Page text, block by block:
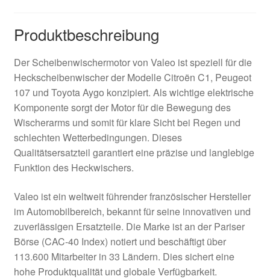
Produktbeschreibung
Der Scheibenwischermotor von Valeo ist speziell für die
Heckscheibenwischer der Modelle Citroën C1, Peugeot
107 und Toyota Aygo konzipiert. Als wichtige elektrische
Komponente sorgt der Motor für die Bewegung des
Wischerarms und somit für klare Sicht bei Regen und
schlechten Wetterbedingungen. Dieses
Qualitätsersatzteil garantiert eine präzise und langlebige
Funktion des Heckwischers.
Valeo ist ein weltweit führender französischer Hersteller
im Automobilbereich, bekannt für seine innovativen und
zuverlässigen Ersatzteile. Die Marke ist an der Pariser
Börse (CAC-40 Index) notiert und beschäftigt über
113.600 Mitarbeiter in 33 Ländern. Dies sichert eine
hohe Produktqualität und globale Verfügbarkeit.